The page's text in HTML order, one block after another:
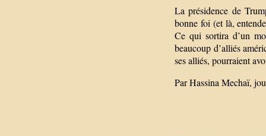
La présidence de
bonne foi (et là,
Ce qui sortira d’un
beaucoup d’alliés
ses alliés, pourraient
Par Hassina Mechaï,